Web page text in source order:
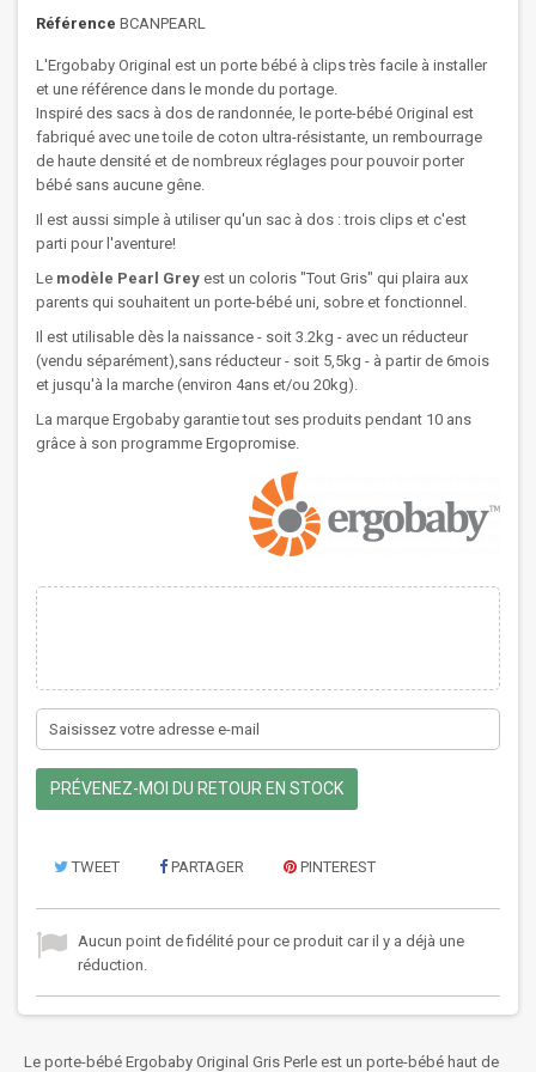
Référence BCANPEARL
L'Ergobaby Original est un porte bébé à clips très facile à installer
et une référence dans le monde du portage.
Inspiré des sacs à dos de randonnée, le porte-bébé Original est
fabriqué avec une toile de coton ultra-résistante, un rembourrage
de haute densité et de nombreux réglages pour pouvoir porter
bébé sans aucune gêne.
Il est aussi simple à utiliser qu'un sac à dos : trois clips et c'est
parti pour l'aventure!
Le modèle Pearl Grey est un coloris "Tout Gris" qui plaira aux
parents qui souhaitent un porte-bébé uni, sobre et fonctionnel.
Il est utilisable dès la naissance - soit 3.2kg - avec un réducteur
(vendu séparément),sans réducteur - soit 5,5kg - à partir de 6mois
et jusqu'à la marche (environ 4ans et/ou 20kg).
La marque Ergobaby garantie tout ses produits pendant 10 ans
grâce à son programme Ergopromise.
PRÉVENEZ-MOI DU RETOUR EN STOCK
TWEET PARTAGER PINTEREST
Aucun point de fidélité pour ce produit car il y a déjà une
réduction.
Le porte-bébé Ergobaby Original Gris Perle est un porte-bébé haut de